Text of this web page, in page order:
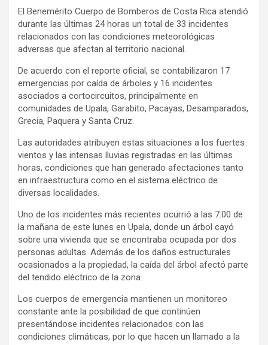
El Benemérito Cuerpo de Bomberos de Costa Rica atendió
durante las últimas 24 horas un total de 33 incidentes
relacionados con las condiciones meteorológicas
adversas que afectan al territorio nacional.
De acuerdo con el reporte oficial, se contabilizaron 17
emergencias por caída de árboles y 16 incidentes
asociados a cortocircuitos, principalmente en
comunidades de Upala, Garabito, Pacayas, Desamparados,
Grecia, Paquera y Santa Cruz.
Las autoridades atribuyen estas situaciones a los fuertes
vientos y las intensas lluvias registradas en las últimas
horas, condiciones que han generado afectaciones tanto
en infraestructura como en el sistema eléctrico de
diversas localidades.
Uno de los incidentes más recientes ocurrió a las 7:00 de
la mañana de este lunes en Upala, donde un árbol cayó
sobre una vivienda que se encontraba ocupada por dos
personas adultas. Además de los daños estructurales
ocasionados a la propiedad, la caída del árbol afectó parte
del tendido eléctrico de la zona.
Los cuerpos de emergencia mantienen un monitoreo
constante ante la posibilidad de que continúen
presentándose incidentes relacionados con las
condiciones climáticas, por lo que hacen un llamado a la